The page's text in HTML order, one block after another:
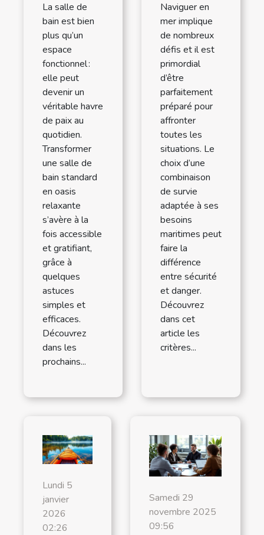
La salle de
bain est bien
plus qu’un
espace
fonctionnel :
elle peut
devenir un
véritable havre
de paix au
quotidien.
Transformer
une salle de
bain standard
en oasis
relaxante
s’avère à la
fois accessible
et gratifiant,
grâce à
quelques
astuces
simples et
efficaces.
Découvrez
dans les
prochains...
Naviguer en
mer implique
de nombreux
défis et il est
primordial
d’être
parfaitement
préparé pour
affronter
toutes les
situations. Le
choix d’une
combinaison
de survie
adaptée à ses
besoins
maritimes peut
faire la
différence
entre sécurité
et danger.
Découvrez
dans cet
article les
critères...
Lundi 5
janvier
2026
02:26
Samedi 29
novembre 2025
09:56